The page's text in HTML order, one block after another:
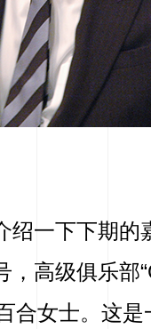
绍一下下期的
，高级俱乐部
合女士。这